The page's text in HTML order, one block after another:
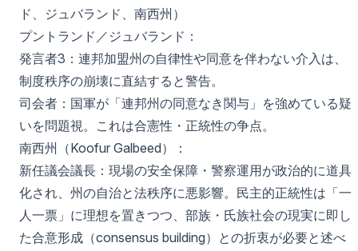
ド、ジュバランド、南西州）
プントランド／ジュバランド：
発言者3：連邦加盟州の自律性や同意を伴わない介入は、
制度秩序の崩壊に直結すると警告。
司会者：国軍が「連邦州の同意なき関与」を強めている疑
いを問題視。これは合憲性・正統性の争点。
南西州（Koofur Galbeed）：
新任議会議長：現場の安全保障・警察運用が政治的に道具
化され、州の自治と法秩序に悪影響。民主的正統性は「一
人一票」に理想を置きつつ、部族・氏族社会の現実に即し
た合意形成（consensus building）との折衷が必要と述べ